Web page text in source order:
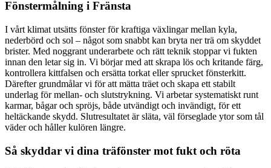
Fönstermålning i Fränsta
I vårt klimat utsätts fönster för kraftiga växlingar mellan kyla,
nederbörd och sol – något som snabbt kan bryta ner trä om skyddet
brister. Med noggrant underarbete och rätt teknik stoppar vi fukten
innan den letar sig in. Vi börjar med att skrapa lös och kritande färg,
kontrollera kittfalsen och ersätta torkat eller sprucket fönsterkitt.
Därefter grundmålar vi för att mätta träet och skapa ett stabilt
underlag för mellan- och slutstrykning. Vi arbetar systematiskt runt
karmar, bågar och spröjs, både utvändigt och invändigt, för ett
heltäckande skydd. Slutresultatet är släta, väl förseglade ytor som tål
väder och håller kulören längre.
Så skyddar vi dina träfönster mot fukt och röta